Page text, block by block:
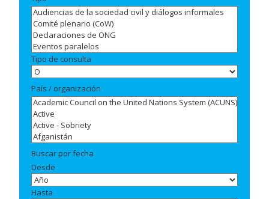
Tipo de consulta
País / organización
Buscar por fecha
Desde
Hasta